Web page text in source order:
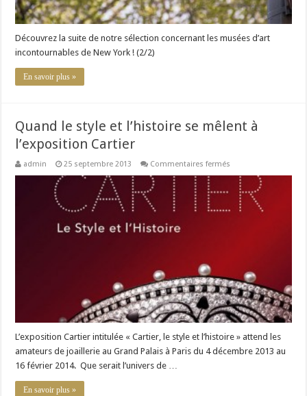
Découvrez la suite de notre sélection concernant les musées d’art
incontournables de New York ! (2/2)
En savoir plus »
Quand le style et l’histoire se mêlent à
l’exposition Cartier
admin 25 septembre 2013 Commentaires fermés
style
l’histoire
L’exposition Cartier intitulée « Cartier, le style et l’histoire » attend les
amateurs de joaillerie au Grand Palais à Paris du 4 décembre 2013 au
16 février 2014. Que serait l’univers de …
En savoir plus »